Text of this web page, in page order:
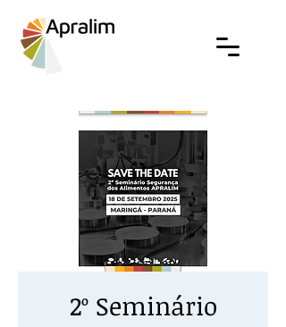
2º Seminário